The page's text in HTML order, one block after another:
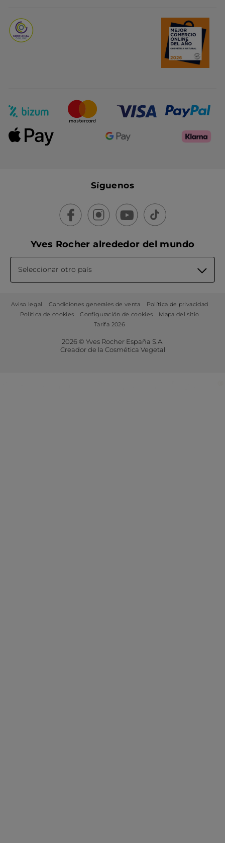
Síguenos
Yves Rocher alrededor del mundo
Seleccionar otro país
Aviso legal Condiciones generales de venta
Política de privacidad
Política de cookies
Configuración de cookies
Mapa del sitio
Tarifa 2026
2026 © Yves Rocher España S.A.
Creador de la Cosmética Vegetal